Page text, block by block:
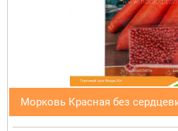
Морковь Красная без